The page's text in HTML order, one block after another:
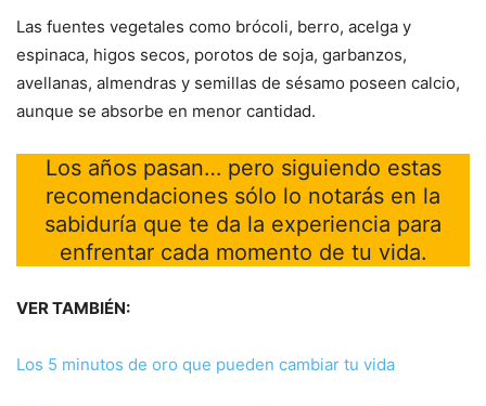
Las fuentes vegetales como brócoli, berro, acelga y
espinaca, higos secos, porotos de soja, garbanzos,
avellanas, almendras y semillas de sésamo poseen calcio,
aunque se absorbe en menor cantidad.
Los años pasan… pero siguiendo estas
recomendaciones sólo lo notarás en la
sabiduría que te da la experiencia para
enfrentar cada momento de tu vida.
VER TAMBIÉN:
Los 5 minutos de oro que pueden cambiar tu vida